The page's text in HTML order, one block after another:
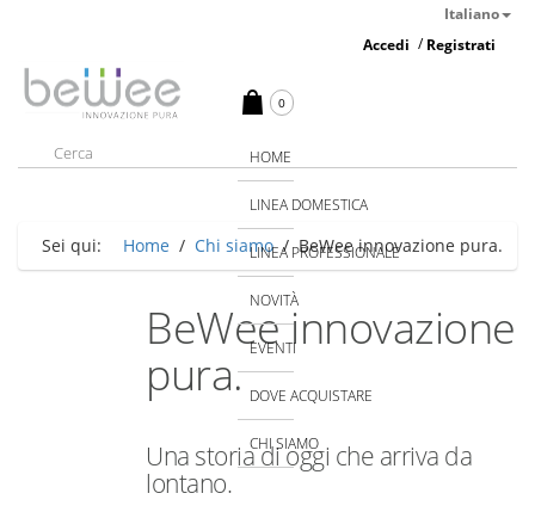
Italiano
Accedi / Registrati
0
HOME
LINEA DOMESTICA
LINEA PROFESSIONALE
NOVITÀ
EVENTI
DOVE ACQUISTARE
CHI SIAMO
Sei qui: Home / Chi siamo/BeWee innovazione pura.
BeWee innovazione
pura.
Una storia di oggi che arriva da
lontano.